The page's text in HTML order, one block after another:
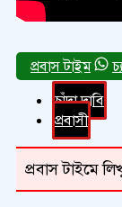
চাঁদা দাবি
প্রবাসী
প্রবাস টাইমে